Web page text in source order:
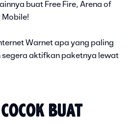
buat Free Fire, Arena of
Mobile!
Warnet apa yang paling
aktifkan paketnya lewat
BUAT